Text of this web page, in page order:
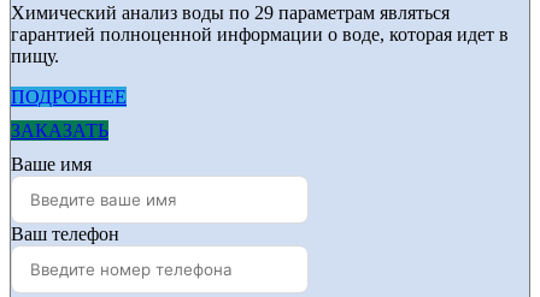
Химический анализ воды по 29 параметрам являться
гарантией полноценной информации о воде, которая идет в
пищу.
ПОДРОБНЕЕ
ЗАКАЗАТЬ
Ваше имя
Ваш телефон